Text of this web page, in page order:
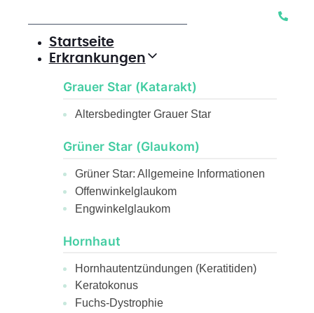
Startseite
Erkrankungen
Grauer Star (Katarakt)
Altersbedingter Grauer Star
Grüner Star (Glaukom)
Grüner Star: Allgemeine Informationen
Offenwinkelglaukom
Engwinkelglaukom
Hornhaut
Hornhautentzündungen (Keratitiden)
Keratokonus
Fuchs-Dystrophie